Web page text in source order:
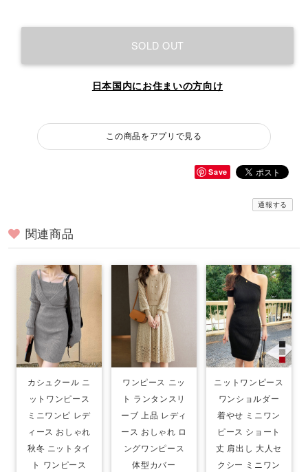
SOLD OUT
日本国内にお住まいの方向け
この商品をアプリで見る
Save
通報する
関連商品
カシュクール ニ
ットワンピース
ミニワンピ レデ
ィース おしゃれ
秋冬 ニットタイ
ト ワンピース
ワンピース ニッ
ト ランタンスリ
ーブ 上品 レディ
ース おしゃれ ロ
ングワンピース
体型カバー
ニットワンピース
ワンショルダー
着やせ ミニワン
ピース ショート
丈 肩出し 大人セ
クシー ミニワン